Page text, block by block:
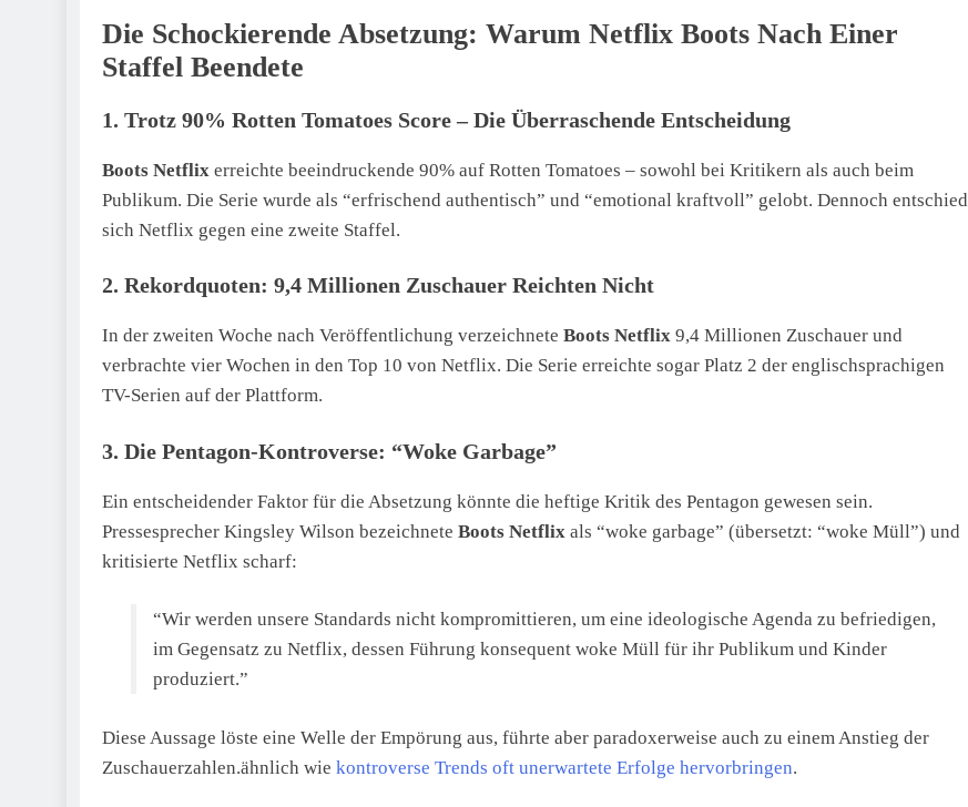
Die Schockierende Absetzung: Warum Netflix Boots Nach Einer
Staffel Beendete
1. Trotz 90% Rotten Tomatoes Score – Die Überraschende Entscheidung
Boots Netflix erreichte beeindruckende 90% auf Rotten Tomatoes – sowohl bei Kritikern als auch beim
Publikum. Die Serie wurde als “erfrischend authentisch” und “emotional kraftvoll” gelobt. Dennoch entschied
sich Netflix gegen eine zweite Staffel.
2. Rekordquoten: 9,4 Millionen Zuschauer Reichten Nicht
In der zweiten Woche nach Veröffentlichung verzeichnete Boots Netflix 9,4 Millionen Zuschauer und
verbrachte vier Wochen in den Top 10 von Netflix. Die Serie erreichte sogar Platz 2 der englischsprachigen
TV-Serien auf der Plattform.
3. Die Pentagon-Kontroverse: “Woke Garbage”
Ein entscheidender Faktor für die Absetzung könnte die heftige Kritik des Pentagon gewesen sein.
Pressesprecher Kingsley Wilson bezeichnete Boots Netflix als “woke garbage” (übersetzt: “woke Müll”) und
kritisierte Netflix scharf:
“Wir werden unsere Standards nicht kompromittieren, um eine ideologische Agenda zu befriedigen,
im Gegensatz zu Netflix, dessen Führung konsequent woke Müll für ihr Publikum und Kinder
produziert.”
Diese Aussage löste eine Welle der Empörung aus, führte aber paradoxerweise auch zu einem Anstieg der
Zuschauerzahlen.ähnlich wie kontroverse Trends oft unerwartete Erfolge hervorbringen.